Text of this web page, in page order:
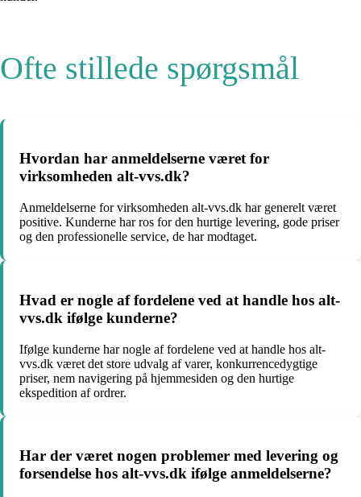
Ofte stillede spørgsmål
Hvordan har anmeldelserne været for
virksomheden alt-vvs.dk?
Anmeldelserne for virksomheden alt-vvs.dk har generelt været
positive. Kunderne har ros for den hurtige levering, gode priser
og den professionelle service, de har modtaget.
Hvad er nogle af fordelene ved at handle hos alt-
vvs.dk ifølge kunderne?
Ifølge kunderne har nogle af fordelene ved at handle hos alt-
vvs.dk været det store udvalg af varer, konkurrencedygtige
priser, nem navigering på hjemmesiden og den hurtige
ekspedition af ordrer.
Har der været nogen problemer med levering og
forsendelse hos alt-vvs.dk ifølge anmeldelserne?